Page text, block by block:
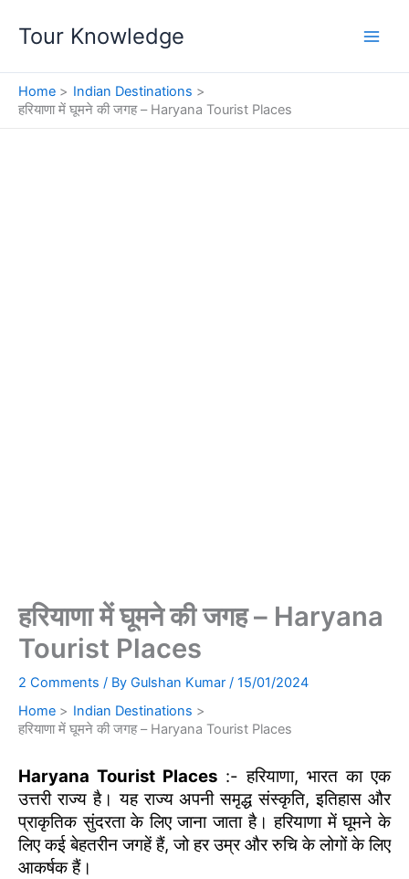
Tour Knowledge
Home
Indian Destinations
हरियाणा में घूमने की जगह – Haryana Tourist Places
हरियाणा में घूमने की जगह – Haryana
Tourist Places
2 Comments / By Gulshan Kumar / 15/01/2024
Home
Indian Destinations
हरियाणा में घूमने की जगह – Haryana Tourist Places
Haryana Tourist Places :- हरियाणा, भारत का एक
उत्तरी राज्य है। यह राज्य अपनी समृद्ध संस्कृति, इतिहास और
प्राकृतिक सुंदरता के लिए जाना जाता है। हरियाणा में घूमने के
लिए कई बेहतरीन जगहें हैं, जो हर उम्र और रुचि के लोगों के लिए
आकर्षक हैं।